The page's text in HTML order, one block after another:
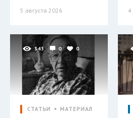
5 августа 2026 4
345 0 0
СТАТЬИ МАТЕРИАЛ